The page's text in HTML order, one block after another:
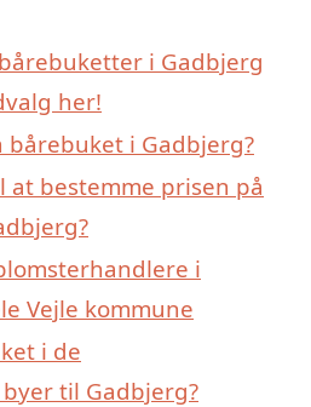
i Gadbjerg
her!
bårebuket i Gadbjerg?
at bestemme prisen på
i
Vejle kommune
i de
til Gadbjerg?